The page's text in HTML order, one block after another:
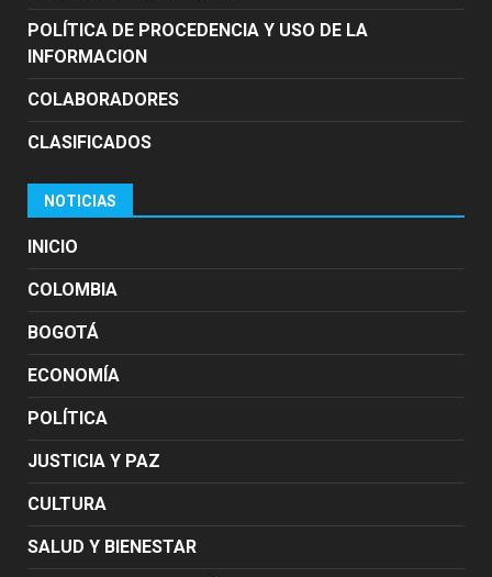
POLÍTICA DE PROCEDENCIA Y USO DE LA
INFORMACION
COLABORADORES
CLASIFICADOS
NOTICIAS
INICIO
COLOMBIA
BOGOTÁ
ECONOMÍA
POLÍTICA
JUSTICIA Y PAZ
CULTURA
SALUD Y BIENESTAR